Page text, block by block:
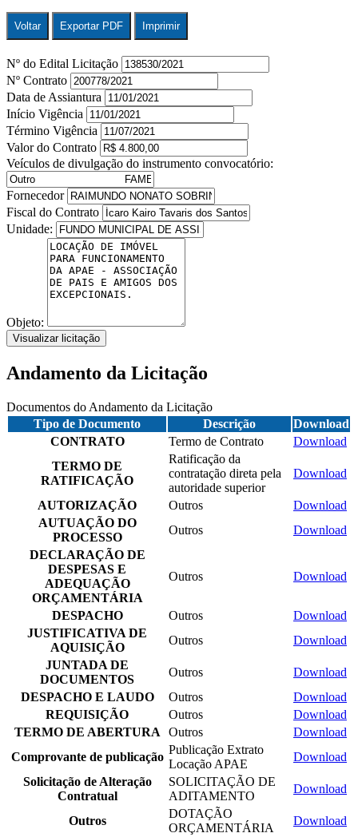
Voltar Exportar PDF Imprimir
Nº do Edital Licitação
Nº Contrato
Data de Assiantura
Início Vigência
Término Vigência
Valor do Contrato
Veículos de divulgação do instrumento convocatório:
Fornecedor
Fiscal do Contrato
Unidade:
Objeto:
Visualizar licitação
Andamento da Licitação
Documentos do Andamento da Licitação
Tipo de Documento
Descrição
Download
CONTRATO
Termo de Contrato
Download
TERMO DE
RATIFICAÇÃO
Ratificação da
contratação direta pela
autoridade superior
Download
AUTORIZAÇÃO Outros
Download
AUTUAÇÃO DO
PROCESSO
Outros
Download
DECLARAÇÃO DE
DESPESAS E
ADEQUAÇÃO
ORÇAMENTÁRIA
Outros Download
DESPACHO Outros
Download
JUSTIFICATIVA DE
AQUISIÇÃO
Outros
Download
JUNTADA DE
DOCUMENTOS
Outros
Download
DESPACHO E LAUDO
Outros
Download
REQUISIÇÃO
Outros
Download
TERMO DE ABERTURA
Outros
Download
Comprovante de publicação
Publicação Extrato
Locação APAE
Download
Solicitação de Alteração
Contratual
SOLICITAÇÃO DE
ADITAMENTO
Download
Outros
DOTAÇÃO
ORÇAMENTÁRIA
Download